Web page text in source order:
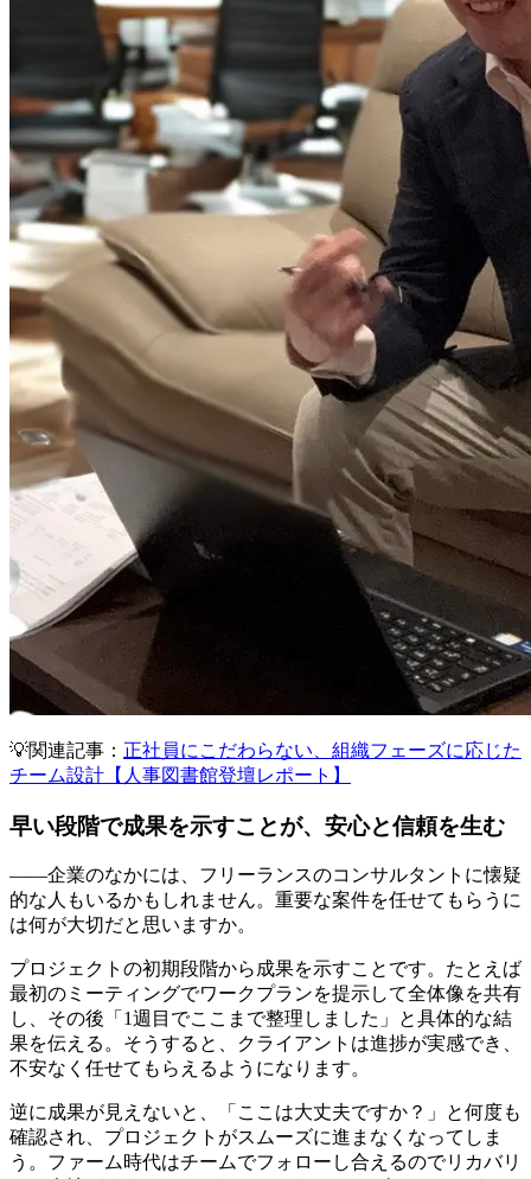
💡関連記事： 正社員にこだわらない、組織フェーズに応じた
チーム設計【人事図書館登壇レポート】
早い段階で成果を示すことが、安心と信頼を生む
――企業のなかには、フリーランスのコンサルタントに懐疑
的な人もいるかもしれません。重要な案件を任せてもらうに
は何が大切だと思いますか。
プロジェクトの初期段階から成果を示すこと です。たとえば
最初のミーティングでワークプランを提示して全体像を共有
し、その後「1週目でここまで整理しました」と具体的な結
果を伝える。そうすると、クライアントは進捗が実感でき、
不安なく任せてもらえるようになります。
逆に成果が見えないと、「ここは大丈夫ですか？」と何度も
確認され、プロジェクトがスムーズに進まなくなってしま
う。ファーム時代はチームでフォローし合えるのでリカバリ